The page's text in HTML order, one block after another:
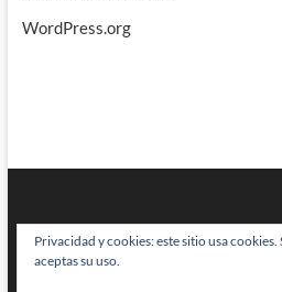
WordPress.org
Privacidad y cookies: este sitio usa
aceptas su uso.